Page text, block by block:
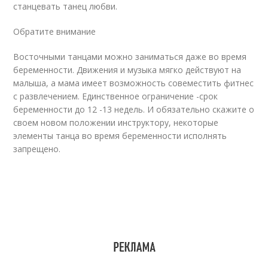
станцевать танец любви.
Обратите внимание
Восточными танцами можно заниматься даже во время
беременности. Движения и музыка мягко действуют на
малыша, а мама имеет возможность совеместить фитнес
с развлечением. Единственное ограничение -срок
беременности до 12 -13 недель. И обязательно скажите о
своем новом положении инструктору, некоторые
элементы танца во время беременности исполнять
запрещено.